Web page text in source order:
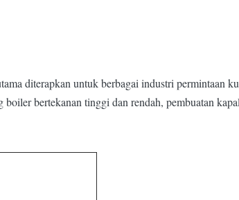
diterapkan untuk berbagai industri permintaan
bertekanan tinggi dan rendah, pembuatan